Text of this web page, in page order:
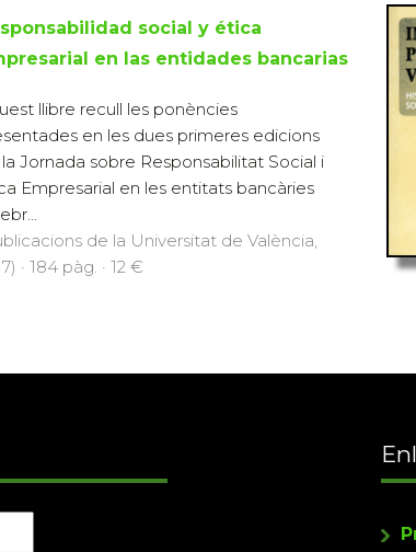
social y ética
en las entidades bancarias
llibre recull les ponències
en les dues primeres edicions
Jornada sobre Responsabilitat Social i
Empresarial en les entitats bancàries
de la Universitat de València,
· 184 pàg. · 12 €